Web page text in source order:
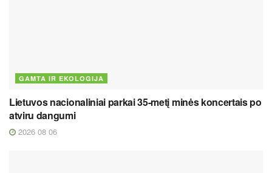
GAMTA IR EKOLOGIJA
Lietuvos nacionaliniai parkai 35-metį minės koncertais po
atviru dangumi
2026 08 06